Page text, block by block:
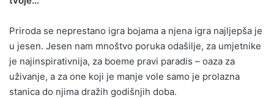
Priroda se neprestano igra bojama a njena igra najljepša je
u jesen. Jesen nam mnoštvo poruka odašilje, za umjetnike
je najinspirativnija, za boeme pravi paradis – oaza za
uživanje, a za one koji je manje vole samo je prolazna
stanica do njima dražih godišnjih doba.